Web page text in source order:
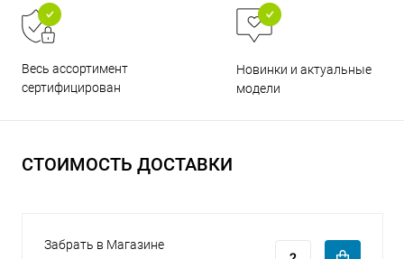
Весь ассортимент
сертифицирован
Новинки и актуальные
модели
СТОИМОСТЬ ДОСТАВКИ
Забрать в Магазине